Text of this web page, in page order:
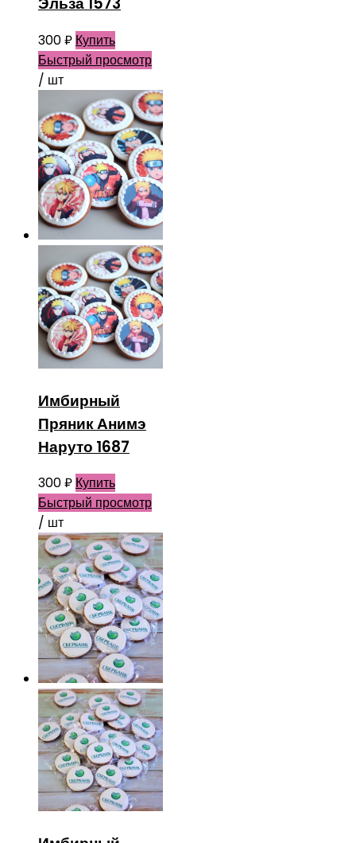
300₽ Купить
Быстрый просмотр
/ шт
Имбирный
Пряник Анимэ
Наруто 1687
300₽ Купить
Быстрый просмотр
/ шт